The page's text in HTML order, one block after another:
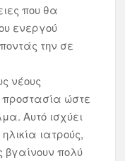
που θα
ενεργού
την σε
νέους
προστασία ώστε
Αυτό ισχύει
ιατρούς,
βγαίνουν πολύ